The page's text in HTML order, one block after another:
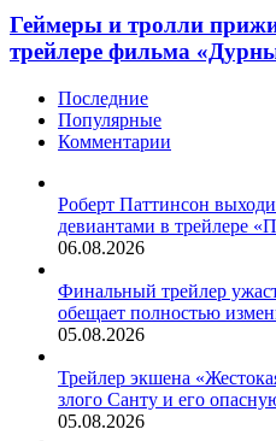
«Страх»
тролли
прижимают
Уолл-
трейлере
фильма
деньги»
Геймеры и тролли
трейлере фильма
Последние
Популярные
Комментарии
Роберт Паттинсон
девиантами в трейлере
06.08.2026
Финальный трейлер
обещает полностью
05.08.2026
Трейлер экшена
злого Санту и его
05.08.2026